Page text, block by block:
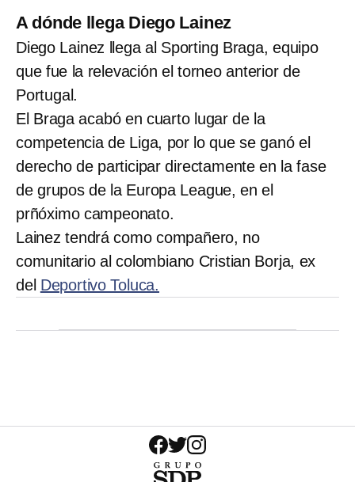
A dónde llega Diego Lainez
Diego Lainez llega al Sporting Braga, equipo
que fue la relevación el torneo anterior de
Portugal.
El Braga acabó en cuarto lugar de la
competencia de Liga, por lo que se ganó el
derecho de participar directamente en la fase
de grupos de la Europa League, en el
prñóximo campeonato.
Lainez tendrá como compañero, no
comunitario al colombiano Cristian Borja, ex
del Deportivo Toluca.